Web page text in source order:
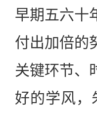
早期五六十
付出加倍的
关键环节、
好的学风，